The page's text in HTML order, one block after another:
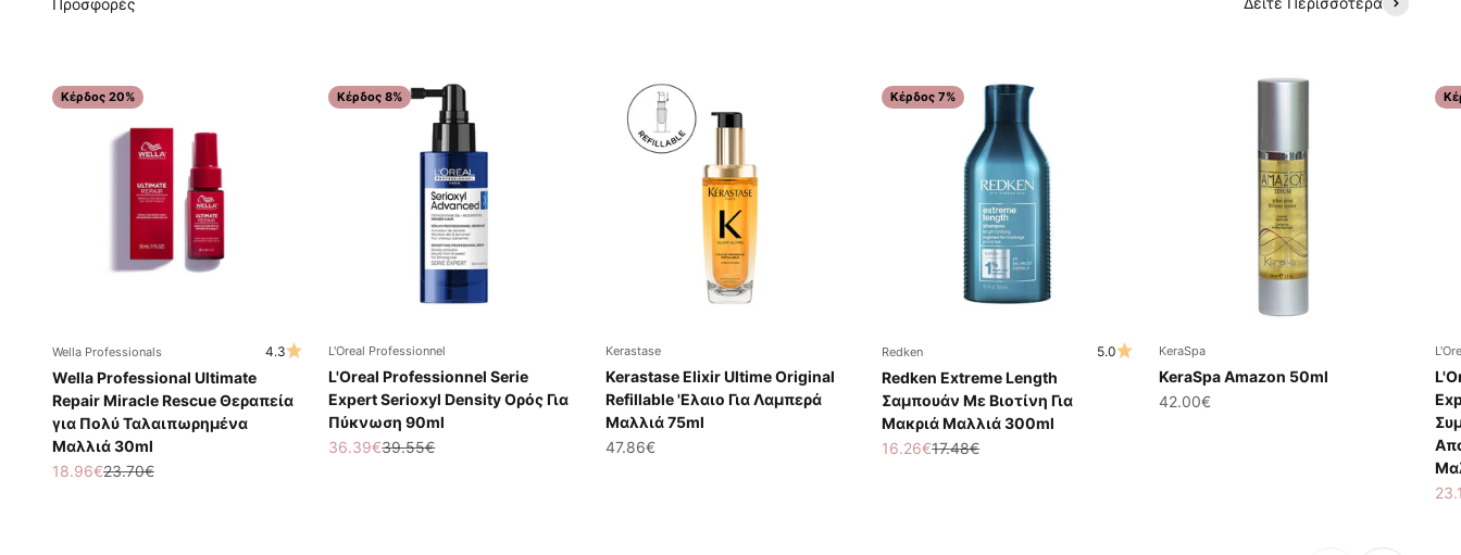
Κέρδος 20%
Wella Professionals 4.3
Wella Professional Ultimate
Repair Miracle Rescue Θεραπεία
για Πολύ Ταλαιπωρημένα
Μαλλιά 30ml
Τιμή πώλησης
18.96€Κανονική τιμή
23.70€
Κέρδος 8%
L'Oreal Professionnel
L'Oreal Professionnel Serie
Expert Serioxyl Density Ορός Για
Πύκνωση 90ml
Τιμή πώλησης
36.39€Κανονική τιμή
39.55€
Kerastase
Kerastase Elixir Ultime Original
Refillable 'Ελαιο Για Λαμπερά
Μαλλιά 75ml
Τιμή πώλησης
47.86€
Κέρδος 7%
Redken 5.0
Redken Extreme Length
Σαμπουάν Με Βιοτίνη Για
Μακριά Μαλλιά 300ml
Τιμή πώλησης
16.26€Κανονική τιμή
17.48€
KeraSpa
KeraSpa Amazon 50ml
Τιμή πώλησης
42.00€